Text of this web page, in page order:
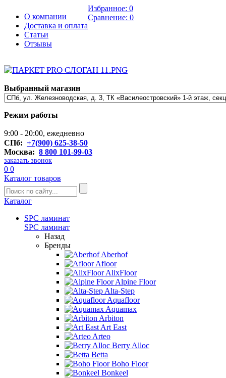
О компании
Доставка и оплата
Статьи
Отзывы
Избранное: 0
Сравнение: 0
Выбранный магазин
Режим работы
9:00 - 20:00, ежедневно
СПб: +7(900) 625-38-50
Москва: 8 800 101-99-03
заказать звонок
0 0
Каталог товаров
Каталог
SPC ламинат
SPC ламинат
Назад
Бренды
Aberhof
Afloor
AlixFloor
Alpine Floor
Alta-Step
Aquafloor
Aquamax
Arbiton
Art East
Arteo
Berry Alloc
Betta
Boho Floor
Bonkeel